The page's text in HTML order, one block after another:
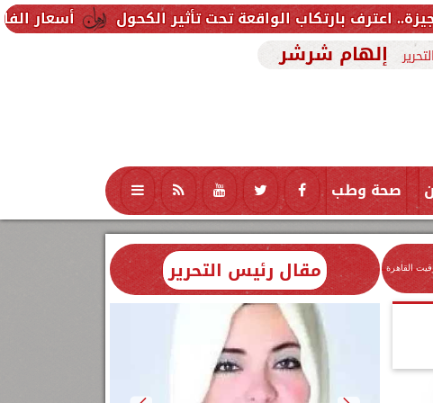
أسعار الفاكهة اليوم الجمعة 7 أغسطس 2026 في الأسواق.. الموز الواقعة تحت تأثير الكحول
إلهام شرشر
صحة وطب تكنولوجيا منوعات محافظات
القاهرة مقال رئيس التحرير